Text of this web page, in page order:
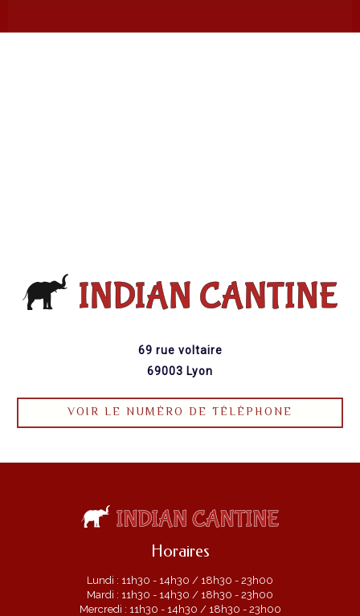
69 rue voltaire
69003 Lyon
VOIR LE NUMÉRO DE TÉLÉPHONE
Horaires
Lundi : 11h30 - 14h30 / 18h30 - 23h00
Mardi : 11h30 - 14h30 / 18h30 - 23h00
Mercredi : 11h30 - 14h30 / 18h30 - 23h00